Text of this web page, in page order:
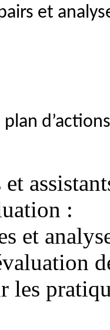
et
plan
:
et
les